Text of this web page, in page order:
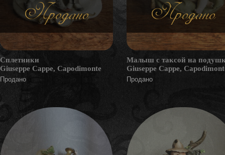
Продано
Сплетники
Giuseppe Cappe, Capodimonte
Продано
Продано
Малыш с таксой на
Giuseppe Cappe,
Продано